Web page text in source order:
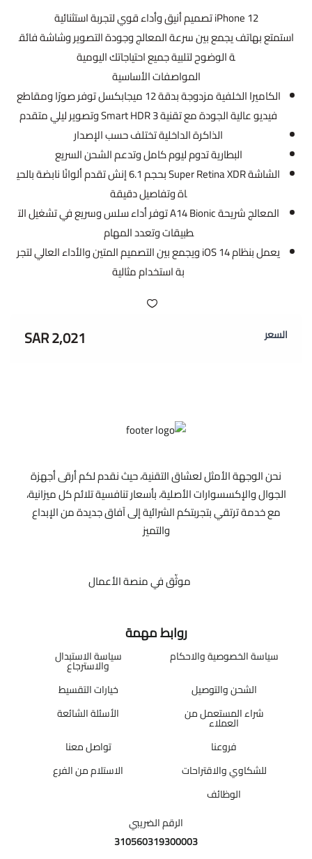
iPhone 12 تصميم أنيق وأداء قوي لتجربة استثنائية
استمتع بهاتف يجمع بين سرعة المعالج وجودة التصوير وشاشة فائق
ة الوضوح لتلبية جميع احتياجاتك اليومية
المواصفات الأساسية
الكاميرا الخلفية مزدوجة بدقة 12 ميجابكسل توفر صورًا ومقاطع
فيديو عالية الجودة مع تقنية Smart HDR 3 وتصوير ليلي متقدم
الذاكرة الداخلية تختلف حسب الإصدار
البطارية تدوم ليوم كامل وتدعم الشحن السريع
الشاشة Super Retina XDR بحجم 6.1 إنش تقدم ألوانًا نابضة بالحي
اة وتفاصيل دقيقة
المعالج شريحة A14 Bionic توفر أداء سلس وسريع في تشغيل الت
طبيقات وتعدد المهام
يعمل بنظام iOS 14 ويجمع بين التصميم المتين والأداء العالي لتجر
بة استخدام مثالية
السعر 2,021 SAR
نحن الوجهة الأمثل لعشاق التقنية، حيث نقدم لكم أرقى أجهزة
الجوال والإكسسوارات الأصلية، بأسعار تنافسية تلائم كل ميزانية،
مع خدمة ترتقي بتجربتكم الشرائية إلى آفاق جديدة من الإبداع
والتميز
موثّق في منصة الأعمال
روابط مهمة
سياسة الخصوصية والاحكام سياسة الاستبدال
والاسترجاع
الشحن والتوصيل
خيارات التقسيط
شراء المستعمل من
العملاء
الأسئلة الشائعة
فروعنا
تواصل معنا
للشكاوي والاقتراحات
الاستلام من الفرع
الوظائف
الرقم الضريبي
310560319300003